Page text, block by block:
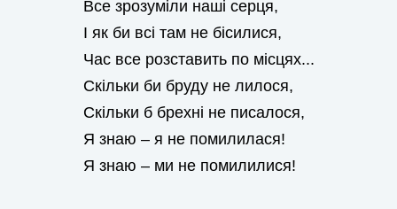
Все зрозуміли наші серця,
І як би всі там не бісилися,
Час все розставить по місцях...
Скільки би бруду не лилося,
Скільки б брехні не писалося,
Я знаю – я не помилилася!
Я знаю – ми не помилилися!